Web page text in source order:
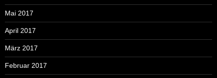
Mai 2017
April 2017
März 2017
Februar 2017